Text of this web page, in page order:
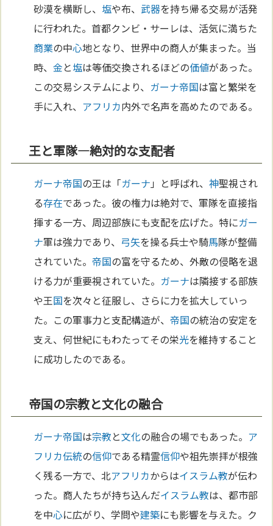
砂漠を横断し、 塩や布、 武器を持ち帰る交易が活発
に行われた。首都クンビ・サーレは、活気に満ちた
商業の中心地となり、世界中の商人が集まった。当
時、金と塩は等価交換されるほどの価値があった。
この交易システムにより、 ガーナ帝国は富と繁栄を
手に入れ、 アフリカ内外で名声を高めたのである。
王と軍隊—絶対的な支配者
ガーナ帝国の王は「ガーナ 」と呼ばれ、神聖視され
る存在であった。彼の権力は絶対で、軍隊を直接指
揮する一方、周辺部族にも支配を広げた。特にガー
ナ軍は強力であり、 弓矢を操る兵士や騎馬隊が整備
されていた。 帝国の富を守るため、外敵の侵略を退
ける力が重要視されていた。 ガーナは隣接する部族
や王国を次々と征服し、さらに力を拡大していっ
た。この軍事力と支配構造が、 帝国の統治の安定を
支え、何世紀にもわたってその栄光を維持すること
に成功したのである。
帝国の宗教と文化の融合
ガーナ帝国は宗教と文化の融合の場でもあった。 ア
フリカ伝統の信仰である精霊信仰や祖先崇拝が根強
く残る一方で、北アフリカからはイスラム教が伝わ
った。商人たちが持ち込んだイスラム教は、都市部
を中心に広がり、学問や建築にも影響を与えた。ク